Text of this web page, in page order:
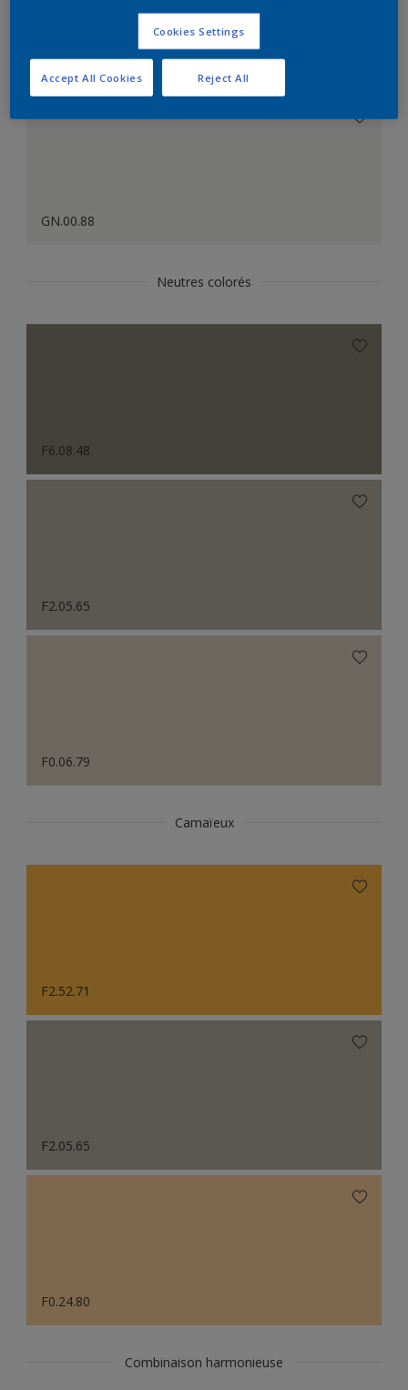
Le Blanc Parfait
GN.00.88
Neutres colorés
F6.08.48
F2.05.65
F0.06.79
Camaïeux
F2.52.71
F2.05.65
F0.24.80
Combinaison harmonieuse
Cookies Settings
Reject All
Accept All Cookies